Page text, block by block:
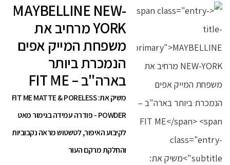
MAYBELLINE NEW-
YORK מרחיב את
משפחת המייק אפים
הנמכרת ביותר
בארה"ב – FIT ME
משיק את: FIT ME MATTE & PORELESS
POWDER - פודרה עמידה בגימור מאט
לקיבוע האיפור, לטשטוש מראה נקבוביות
והחלקת מרקם העור